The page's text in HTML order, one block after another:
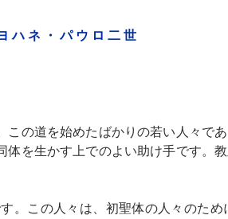
ハネ・パウロ二世
の道を始めたばかりの若い人々で
を生かす上でのよい助け手です。
。この人々は、初聖体の人々のた